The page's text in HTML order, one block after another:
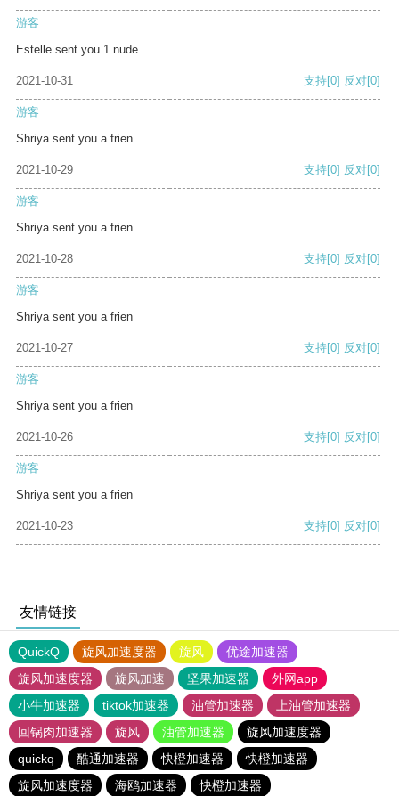
游客
Estelle sent you 1 nude
2021-10-31 支持[0] 反对[0]
游客
Shriya sent you a frien
2021-10-29 支持[0] 反对[0]
游客
Shriya sent you a frien
2021-10-28 支持[0] 反对[0]
游客
Shriya sent you a frien
2021-10-27 支持[0] 反对[0]
游客
Shriya sent you a frien
2021-10-26 支持[0] 反对[0]
游客
Shriya sent you a frien
2021-10-23 支持[0] 反对[0]
友情链接
QuickQ 旋风加速度器 旋风
优途加速器
旋风加速度器
旋风加速 坚果加速器
外网app
小牛加速器
tiktok加速器 油管加速器
上油管加速器
回锅肉加速器
旋风 油管加速器
旋风加速度器
quickq
酷通加速器 快橙加速器
快橙加速器
旋风加速度器
海鸥加速器 快橙加速器